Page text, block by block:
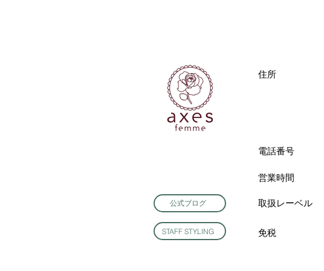
公式ブログ
STAFF STYLING
住所
電話番号
営業時間
取扱レーベル
免税